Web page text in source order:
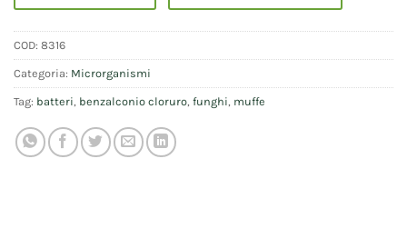
COD: 8316
Categoria: Microrganismi
Tag: batteri benzalconio cloruro funghi muffe